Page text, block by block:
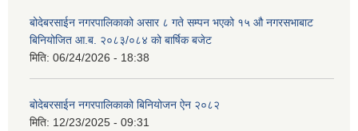
बोदेबरसाईन नगरपालिकाको असार ८ गते सम्पन भएको १५ ‍‍‍औ नगरसभाबाट
बिनियोजित आ.ब. २०८३/०८४ को बार्षिक बजेट
मिति: 06/24/2026 - 18:38
बोदेबरसाईन नगरपालिकाको बिनियोजन ऐन २०८२
मिति: 12/23/2025 - 09:31